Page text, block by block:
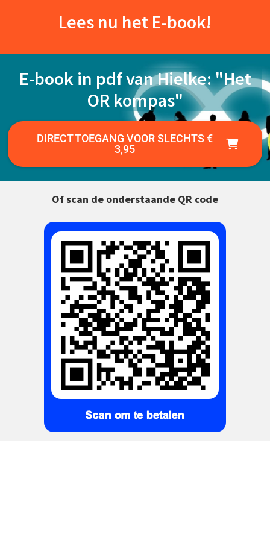
Lees nu het E-book!
E-book in pdf van Hielke: "Het
OR kompas"
DIRECT TOEGANG VOOR SLECHTS €
3,95
Of scan de onderstaande QR code